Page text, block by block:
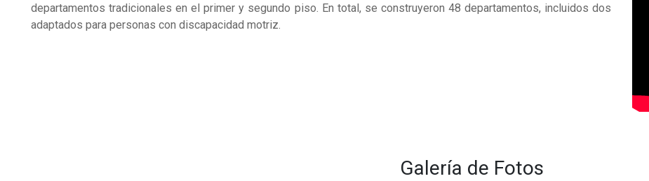
departamentos tradicionales en el primer y segundo piso. En total, se construyeron 48 departamentos, incluidos dos
adaptados para personas con discapacidad motriz.
Galería de Fotos